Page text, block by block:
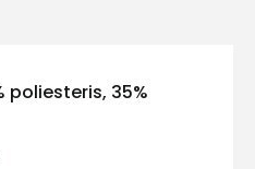
poliesteris, 35%
Sazinies